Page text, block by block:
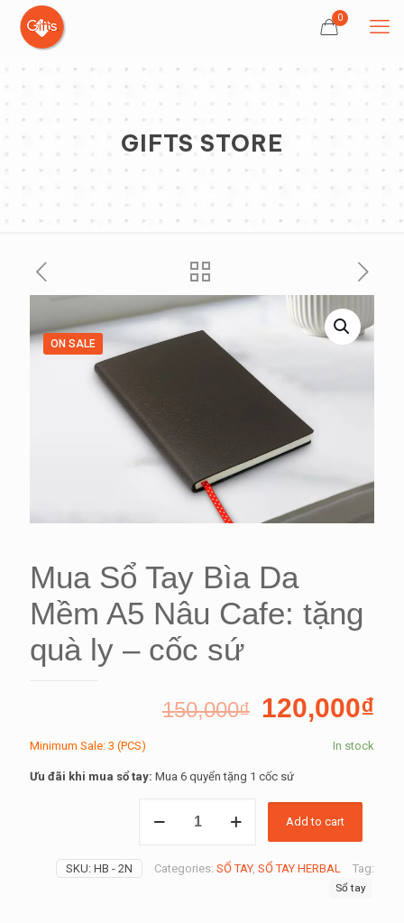
0
GIFTS STORE
ON SALE
Mua Sổ Tay Bìa Da
Mềm A5 Nâu Cafe: tặng
quà ly – cốc sứ
150,000₫ 120,000₫
Minimum Sale: 3 (PCS)
Ưu đãi khi mua sổ tay: Mua 6 quyển tặng 1 cốc sứ
In stock
Bìa
Da
Add to cart
SKU: HB - 2N Categories: SỔ TAY, SỔ TAY HERBAL Tag:
Sổ tay